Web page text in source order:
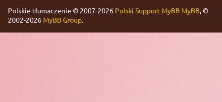
Polskie tłumaczenie © 2007-2026 Polski Support MyBB MyBB, ©
2002-2026 MyBB Group.